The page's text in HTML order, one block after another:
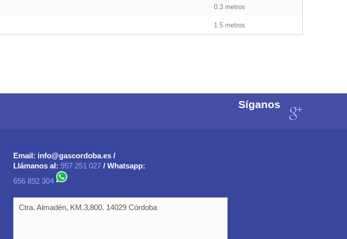
0.3 metros
1.5 metros
Síganos
Email: info@gascordoba.es /
Llámanos al: 957 251 027 / Whatsapp:
656 892 304
Ctra. Almadén, KM.3,800. 14029 Córdoba